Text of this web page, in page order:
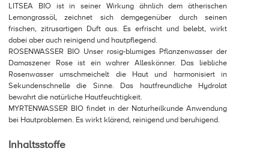
LITSEA BIO ist in seiner Wirkung ähnlich dem ätherischen
Lemongrassöl, zeichnet sich demgegenüber durch seinen
frischen, zitrusartigen Duft aus. Es erfrischt und belebt, wirkt
dabei aber auch reinigend und hautpflegend.
ROSENWASSER BIO Unser rosig-blumiges Pflanzenwasser der
Damaszener Rose ist ein wahrer Alleskönner. Das liebliche
Rosenwasser umschmeichelt die Haut und harmonisiert in
Sekundenschnelle die Sinne. Das hautfreundliche Hydrolat
bewahrt die natürliche Hautfeuchtigkeit.
MYRTENWASSER BIO findet in der Naturheilkunde Anwendung
bei Hautproblemen. Es wirkt klärend, reinigend und beruhigend.
Inhaltsstoffe